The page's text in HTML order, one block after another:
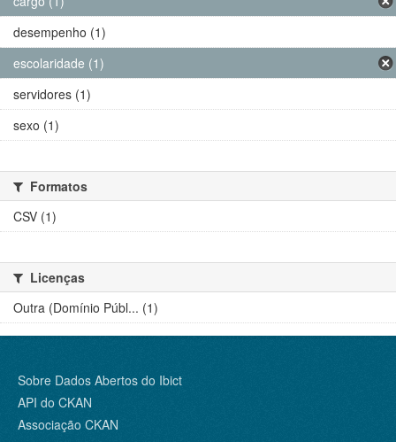
desempenho (1)
escolaridade (1)
servidores (1)
sexo (1)
Formatos
CSV (1)
Licenças
Outra (Domínio Públ... (1)
Sobre Dados Abertos do Ibict
API do CKAN
Associação CKAN